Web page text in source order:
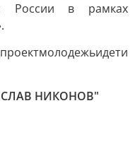
России в рамках
НИКОНОВ"